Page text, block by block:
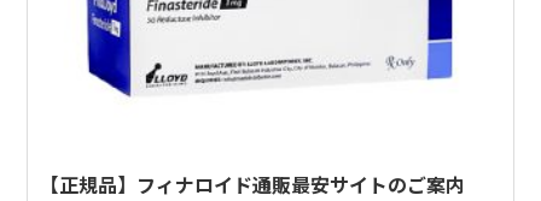
【正規品】フィナロイド通販最安サイトのご案内